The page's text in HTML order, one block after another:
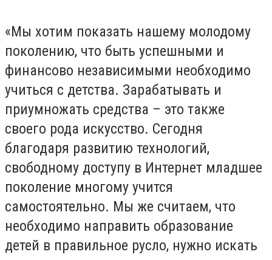
«Мы хотим показать нашему молодому
поколению, что быть успешными и
финансово независимыми необходимо
учиться с детства. Зарабатывать и
приумножать средства – это также
своего рода искусство. Сегодня
благодаря развитию технологий,
свободному доступу в Интернет младшее
поколение многому учится
самостоятельно. Мы же считаем, что
необходимо направить образование
детей в правильное русло, нужно искать